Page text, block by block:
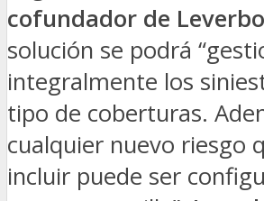
cofundador de
solución se podrá
integralmente los
tipo de coberturas.
cualquier nuevo riesgo
incluir puede ser